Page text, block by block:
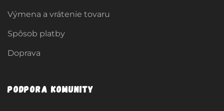
Výmena a vrátenie tovaru
Spôsob platby
Doprava
Podpora komunity